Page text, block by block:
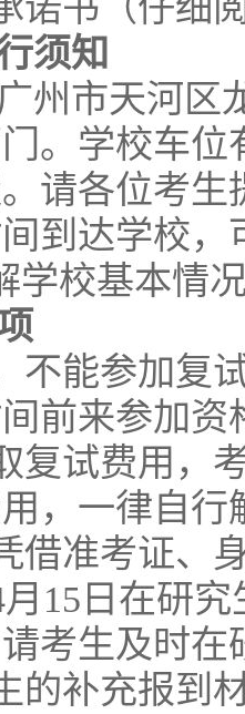
诺书（仔细
须知
州市天河区
。学校车
请各位考
到达学校
学校基本情
不能参加复
前来参加资
复试费用，
，一律自行
借准考证、
15日在研
考生及时在
的补充报到